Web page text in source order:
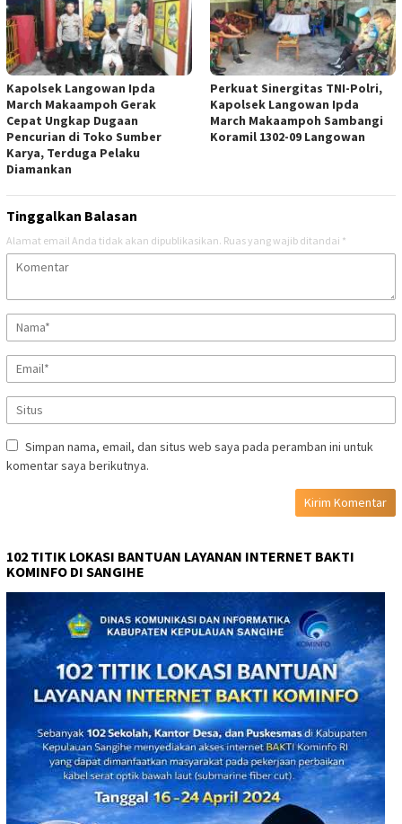
Kapolsek Langowan Ipda
March Makaampoh Gerak
Cepat Ungkap Dugaan
Pencurian di Toko Sumber
Karya, Terduga Pelaku
Diamankan
Perkuat Sinergitas TNI-Polri,
Kapolsek Langowan Ipda
March Makaampoh Sambangi
Koramil 1302-09 Langowan
Tinggalkan Balasan
Alamat email Anda tidak akan dipublikasikan. Ruas yang wajib ditandai *
Simpan nama, email, dan situs web saya pada peramban ini untuk
komentar saya berikutnya.
102 TITIK LOKASI BANTUAN LAYANAN INTERNET BAKTI
KOMINFO DI SANGIHE